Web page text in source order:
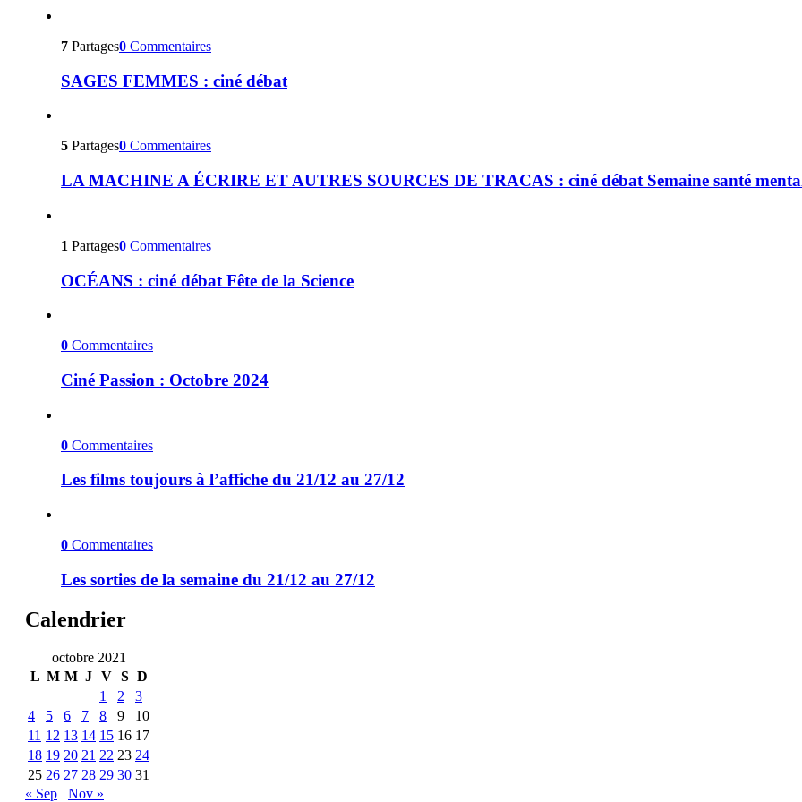
7 Partages0 Commentaires
SAGES FEMMES : ciné débat
5 Partages0 Commentaires
LA MACHINE A ÉCRIRE ET AUTRES SOURCES DE TRACAS : ciné débat Semaine santé
1 Partages0 Commentaires
OCÉANS : ciné débat Fête de la Science
0 Commentaires
Ciné Passion : Octobre 2024
0 Commentaires
Les films toujours à l’affiche du 21/12 au 27/12
0 Commentaires
Les sorties de la semaine du 21/12 au 27/12
Calendrier
octobre 2021
L M M J V S D
1
2
3
4
5 6 7 8 9
10
11 12 13 14 15 16 17
18 19 20 21 22 23 24
25 26 27 28 29 30 31
« Sep
Nov »